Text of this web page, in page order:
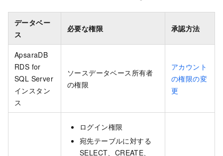
データベー
ス
必要な権限 承認方法
ApsaraDB
RDS for
SQL Server
インスタン
ス
ソースデータベース所有者
の権限
アカウント
の権限の変
更
ログイン権限
宛先テーブルに対する
SELECT、CREATE、